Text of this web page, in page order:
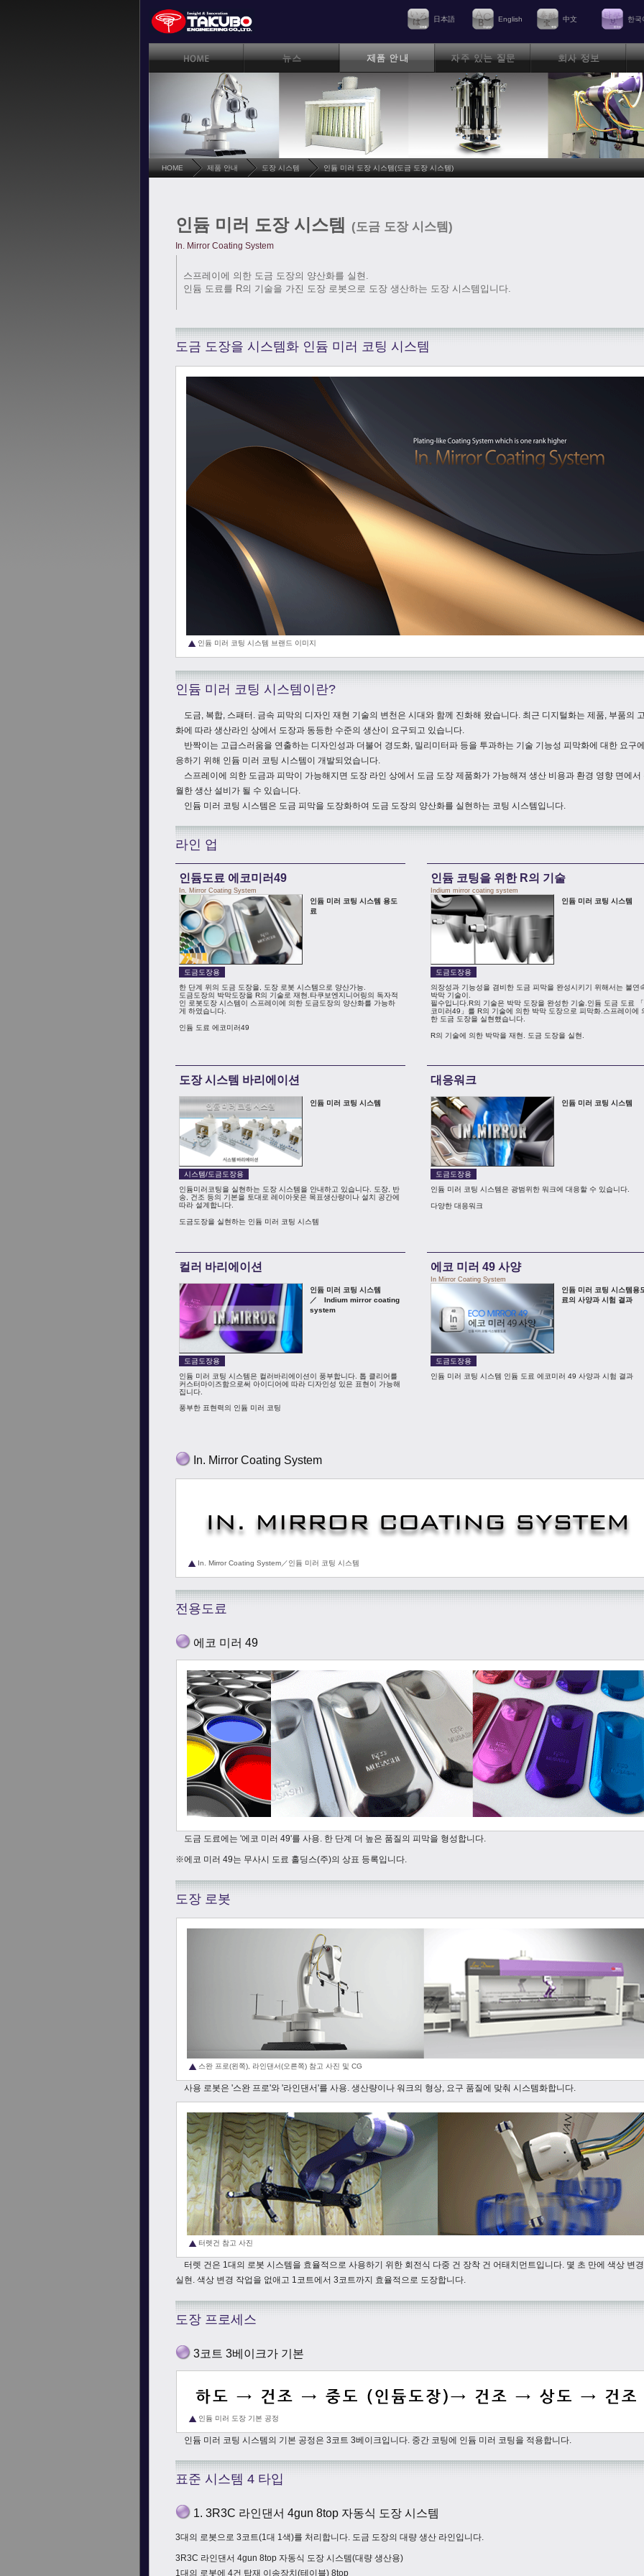
日本語 English 中文 한국
HOME 제품 안내 도장 시스템 인듐 미러 도장 시스템(도금 도장 시스템)
인듐 미러 도장 시스템 (도금 도장 시스템)
In. Mirror Coating System
스프레이에 의한 도금 도장의 양산화를 실현.
인듐 도료를 R의 기술을 가진 도장 로봇으로 도장 생산하는 도장 시스템입니다.
도금 도장을 시스템화 인듐 미러 코팅 시스템
인듐 미러 코팅 시스템 브랜드 이미지
인듐 미러 코팅 시스템이란?
도금, 복합, 스패터. 금속 피막의 디자인 재현 기술의 변천은 시대와 함께 진화해 왔습니다. 최근 디지털화는 제품, 부품의
화에 따라 생산라인 상에서 도장과 동등한 수준의 생산이 요구되고 있습니다.
반짝이는 고급스러움을 연출하는 디자인성과 더불어 경도화, 밀리미터파 등을 투과하는 기술 기능성 피막화에 대한 요구
응하기 위해 인듐 미러 코팅 시스템이 개발되었습니다.
스프레이에 의한 도금과 피막이 가능해지면 도장 라인 상에서 도금 도장 제품화가 가능해져 생산 비용과 환경 영향 면에서
월한 생산 설비가 될 수 있습니다.
인듐 미러 코팅 시스템은 도금 피막을 도장화하여 도금 도장의 양산화를 실현하는 코팅 시스템입니다.
라인 업
인듐도료 에코미러49
In. Mirror Coating System
인듐 미러 코팅 시스템 용도
료
도금도장용
한 단계 위의 도금 도장을, 도장 로봇 시스템으로 양산가능.
도금도장의 박막도장을 R의 기술로 재현.타쿠보엔지니어링의 독자적
인 로봇도장 시스템이 스프레이에 의한 도금도장의 양산화를 가능하
게 하였습니다.
인듐 도료 에코미러49
인듐 코팅을 위한 R의 기술
Indium mirror coating system
인듐 미러 코팅 시스템
도금도장용
의장성과 기능성을 겸비한 도금 피막을 완성시키기 위해서는 불연
박막 기술이.
필수입니다.R의 기술은 박막 도장을 완성한 기술.인듐 도금 도료
코미러49」를 R의 기술에 의한 박막 도장으로 피막화.스프레이에
한 도금 도장을 실현했습니다.
R의 기술에 의한 박막을 재현. 도금 도장을 실현.
도장 시스템 바리에이션
인듐 미러 코팅 시스템
시스템/도금도장용
인듐미러코팅을 실현하는 도장 시스템을 안내하고 있습니다. 도장, 반
송, 건조 등의 기본을 토대로 레이아웃은 목표생산량이나 설치 공간에
따라 설계합니다.
도금도장을 실현하는 인듐 미러 코팅 시스템
대응워크
인듐 미러 코팅 시스템
도금도장용
인듐 미러 코팅 시스템은 광범위한 워크에 대응할 수 있습니다.
다양한 대응워크
컬러 바리에이션
인듐 미러 코팅 시스템
／ Indium mirror coating
system
도금도장용
인듐 미러 코팅 시스템은 컬러바리에이션이 풍부합니다. 톱 클리어를
커스터마이즈함으로써 아이디어에 따라 디자인성 있은 표현이 가능해
집니다.
풍부한 표현력의 인듐 미러 코팅
에코 미러 49 사양
In Mirror Coating System
인듐 미러 코팅 시스템용
료의 사양과 시험 결과
도금도장용
인듐 미러 코팅 시스템 인듐 도료 에코미러 49 사양과 시험 결과
In. Mirror Coating System
In. Mirror Coating System／인듐 미러 코팅 시스템
전용도료
에코 미러 49
도금 도료에는 '에코 미러 49'를 사용. 한 단계 더 높은 품질의 피막을 형성합니다.
※에코 미러 49는 무사시 도료 홀딩스(주)의 상표 등록입니다.
도장 로봇
스완 프로(왼쪽), 라인댄서(오른쪽) 참고 사진 및 CG
사용 로봇은 '스완 프로'와 '라인댄서'를 사용. 생산량이나 워크의 형상, 요구 품질에 맞춰 시스템화합니다.
터렛건 참고 사진
터렛 건은 1대의 로봇 시스템을 효율적으로 사용하기 위한 회전식 다중 건 장착 건 어태치먼트입니다. 몇 초 만에 색상 변
실현. 색상 변경 작업을 없애고 1코트에서 3코트까지 효율적으로 도장합니다.
도장 프로세스
3코트 3베이크가 기본
인듐 미러 도장 기본 공정
인듐 미러 코팅 시스템의 기본 공정은 3코트 3베이크입니다. 중간 코팅에 인듐 미러 코팅을 적용합니다.
표준 시스템 4 타입
1. 3R3C 라인댄서 4gun 8top 자동식 도장 시스템
3대의 로봇으로 3코트(1대 1색)를 처리합니다. 도금 도장의 대량 생산 라인입니다.
3R3C 라인댄서 4gun 8top 자동식 도장 시스템(대량 생산용)
1대의 로봇에 4건 탑재 이송장치(테이블) 8top